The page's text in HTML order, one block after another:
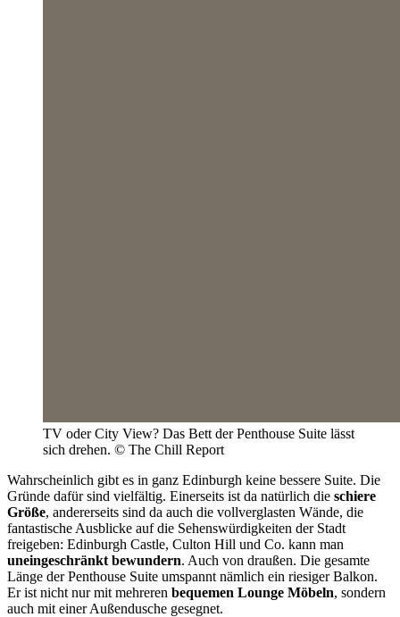
TV oder City View? Das Bett der Penthouse Suite lässt
sich drehen. © The Chill Report
Wahrscheinlich gibt es in ganz Edinburgh keine bessere Suite. Die
Gründe dafür sind vielfältig. Einerseits ist da natürlich die schiere
Größe, andererseits sind da auch die vollverglasten Wände, die
fantastische Ausblicke auf die Sehenswürdigkeiten der Stadt
freigeben: Edinburgh Castle, Culton Hill und Co. kann man
uneingeschränkt bewundern. Auch von draußen. Die gesamte
Länge der Penthouse Suite umspannt nämlich ein riesiger Balkon.
Er ist nicht nur mit mehreren bequemen Lounge Möbeln, sondern
auch mit einer Außendusche gesegnet.